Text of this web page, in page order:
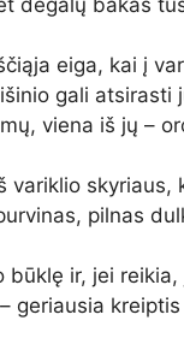
eiga, kai į
gali atsirasti
viena iš jų –
pilnas
ir, jei
geriausia